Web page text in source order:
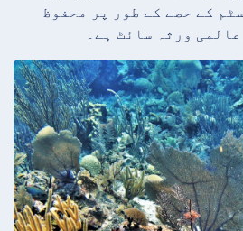
کے حصے کے طور پر محفوظ
ورثہ سائٹ ہے۔